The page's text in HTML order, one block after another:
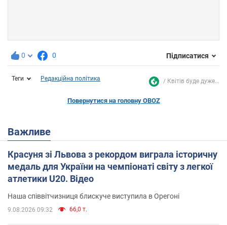
0 0 Підписатися
Теги Редакційна політика Квітів буде дуже...
Повернутися на головну OBOZ
Важливе
Красуня зі Львова з рекордом виграла історичну
медаль для України на чемпіонаті світу з легкої
атлетики U20. Відео
Наша співвітчизниця блискуче виступила в Орегоні
9.08.2026 09:32 66,0 т.